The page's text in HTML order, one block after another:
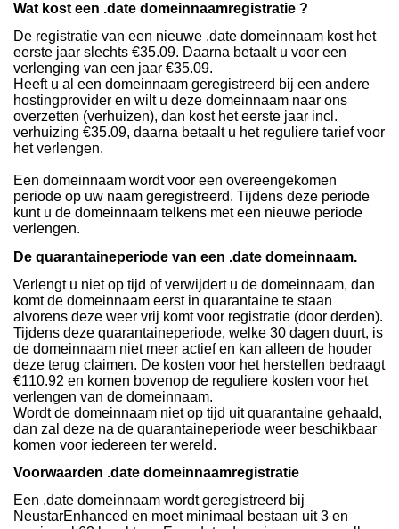
Wat kost een .date domeinnaamregistratie ?
De registratie van een nieuwe .date domeinnaam kost het
eerste jaar slechts €35.09. Daarna betaalt u voor een
verlenging van een jaar €35.09.
Heeft u al een domeinnaam geregistreerd bij een andere
hostingprovider en wilt u deze domeinnaam naar ons
overzetten (verhuizen), dan kost het eerste jaar incl.
verhuizing €35.09, daarna betaalt u het reguliere tarief voor
het verlengen.
Een domeinnaam wordt voor een overeengekomen
periode op uw naam geregistreerd. Tijdens deze periode
kunt u de domeinnaam telkens met een nieuwe periode
verlengen.
De quarantaineperiode van een .date domeinnaam.
Verlengt u niet op tijd of verwijdert u de domeinnaam, dan
komt de domeinnaam eerst in quarantaine te staan
alvorens deze weer vrij komt voor registratie (door derden).
Tijdens deze quarantaineperiode, welke 30 dagen duurt, is
de domeinnaam niet meer actief en kan alleen de houder
deze terug claimen. De kosten voor het herstellen bedraagt
€110.92 en komen bovenop de reguliere kosten voor het
verlengen van de domeinnaam.
Wordt de domeinnaam niet op tijd uit quarantaine gehaald,
dan zal deze na de quarantaineperiode weer beschikbaar
komen voor iedereen ter wereld.
Voorwaarden .date domeinnaamregistratie
Een .date domeinnaam wordt geregistreerd bij
NeustarEnhanced en moet minimaal bestaan uit 3 en